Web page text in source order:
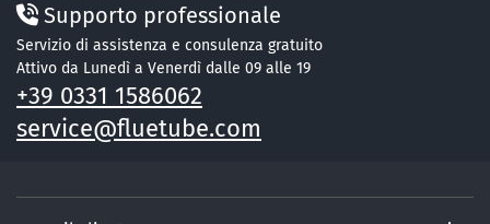
Supporto professionale
Servizio di assistenza e consulenza gratuito
Attivo da Lunedì a Venerdì dalle 09 alle 19
+39 0331 1586062
service@fluetube.com